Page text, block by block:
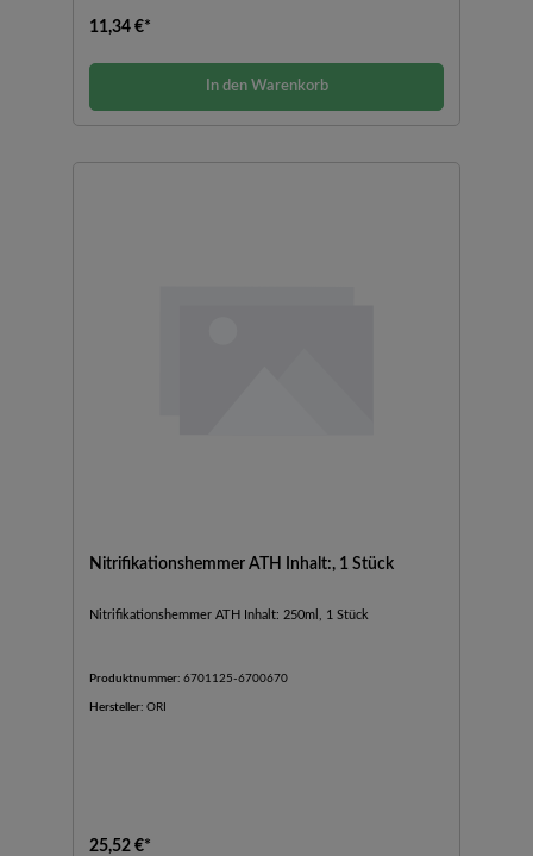
11,34 €*
In den Warenkorb
Nitrifikationshemmer ATH Inhalt:, 1 Stück
Nitrifikationshemmer ATH Inhalt: 250ml, 1 Stück
Produktnummer: 6701125-6700670
Hersteller: ORI
25,52 €*